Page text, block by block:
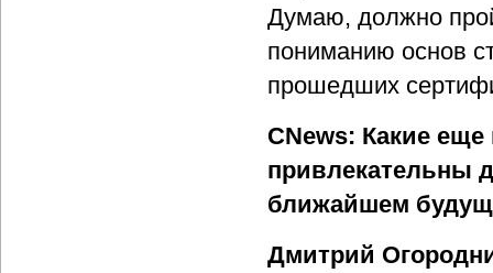
Думаю, должно
пониманию основ
прошедших
CNews: Какие
привлекательны
ближайшем
Дмитрий